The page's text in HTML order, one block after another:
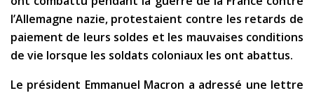
l’Allemagne nazie, protestaient contre les retards de
paiement de leurs soldes et les mauvaises conditions
de vie lorsque les soldats coloniaux les ont abattus.
Le président Emmanuel Macron a adressé une lettre